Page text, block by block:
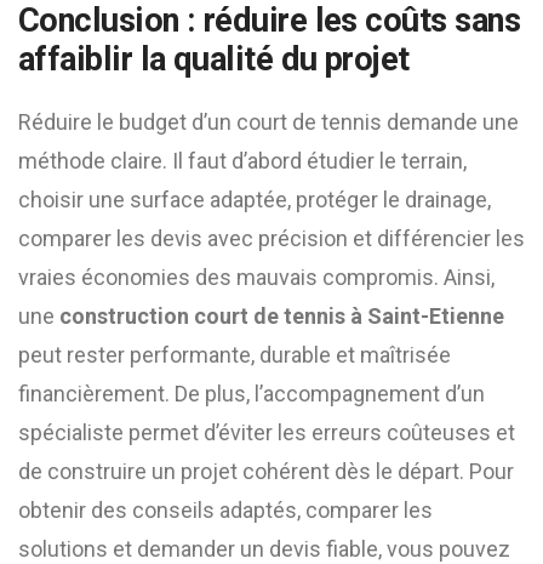
Conclusion : réduire les coûts sans
affaiblir la qualité du projet
Réduire le budget d’un court de tennis demande une
méthode claire. Il faut d’abord étudier le terrain,
choisir une surface adaptée, protéger le drainage,
comparer les devis avec précision et différencier les
vraies économies des mauvais compromis. Ainsi,
une construction court de tennis à Saint-Etienne
peut rester performante, durable et maîtrisée
financièrement. De plus, l’accompagnement d’un
spécialiste permet d’éviter les erreurs coûteuses et
de construire un projet cohérent dès le départ. Pour
obtenir des conseils adaptés, comparer les
solutions et demander un devis fiable, vous pouvez